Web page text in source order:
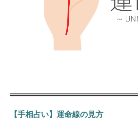
【手相占い】運命線の見方